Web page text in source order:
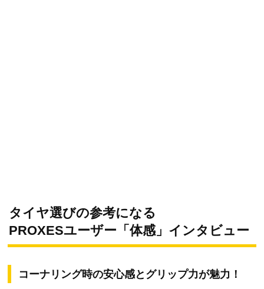
タイヤ選びの参考になる
PROXESユーザー「体感」インタビュー
コーナリング時の安心感とグリップ力が魅力！